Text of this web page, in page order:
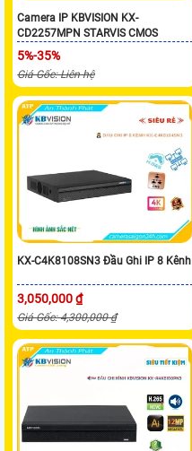
Camera IP KBVISION KX-
CD2257MPN STARVIS CMOS
5%-35%
Giá Gốc: Liên hệ
KX-C4K8108SN3 Đầu Ghi IP 8 Kênh
3,050,000 ₫
Giá Gốc: 4,300,000 ₫